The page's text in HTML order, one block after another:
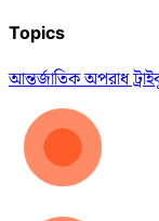
Topics
আন্তর্জাতিক অপরাধ